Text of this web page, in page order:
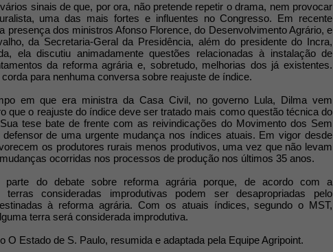
sinais de que, por ora, não pretende repetir o drama, nem provocar
uma das mais fortes e influentes no Congresso. Em recente
presença dos ministros Afonso Florence, do Desenvolvimento Agrário, e
da Secretaria-Geral da Presidência, além do presidente do Incra,
ela discutiu animadamente questões relacionadas à instalação de
da reforma agrária e, sobretudo, melhorias dos já existentes.
para nenhuma conversa sobre reajuste de índice.
em que era ministra da Casa Civil, no governo Lula, Dilma vem
que o reajuste do índice deve ser tratado mais como questão técnica do
tese bate de frente com as reivindicações do Movimento dos Sem
defensor de uma urgente mudança nos índices atuais. Em vigor desde
os produtores rurais menos produtivos, uma vez que não levam
ocorridas nos processos de produção nos últimos 35 anos.
do debate sobre reforma agrária porque, de acordo com a
terras consideradas improdutivas podem ser desapropriadas pelo
à reforma agrária. Com os atuais índices, segundo o MST,
terra será considerada improdutiva.
O Estado de S. Paulo, resumida e adaptada pela Equipe Agripoint.